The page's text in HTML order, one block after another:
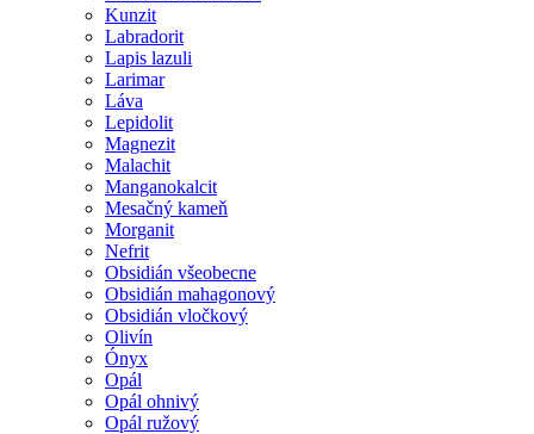
Kunzit
Labradorit
Lapis lazuli
Larimar
Láva
Lepidolit
Magnezit
Malachit
Manganokalcit
Mesačný kameň
Morganit
Nefrit
Obsidián všeobecne
Obsidián mahagonový
Obsidián vločkový
Olivín
Ónyx
Opál
Opál ohnivý
Opál ružový